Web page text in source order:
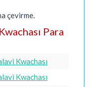
çevirme.
Para
Kwachası
Kwachası